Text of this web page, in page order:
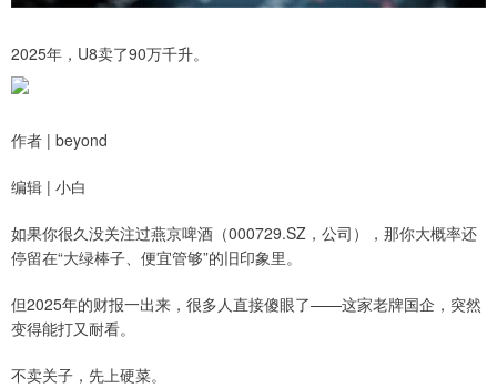
2025年，U8卖了90万千升。
作者 | beyond
编辑 | 小白
如果你很久没关注过燕京啤酒（000729.SZ，公司），那你大概率还
停留在“大绿棒子、便宜管够”的旧印象里。
但2025年的财报一出来，很多人直接傻眼了——这家老牌国企，突然
变得能打又耐看。
不卖关子，先上硬菜。